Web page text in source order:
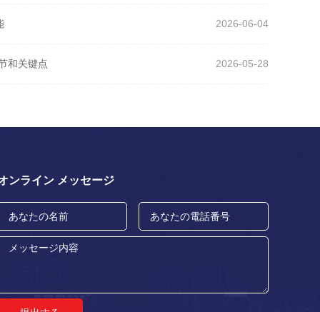
2026-06-04
2026-05-28
和关键点
ンライン メッセージ